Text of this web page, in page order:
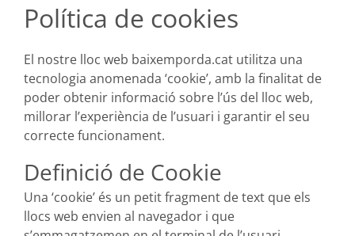
Política de cookies
El nostre lloc web baixemporda.cat utilitza una
tecnologia anomenada ‘cookie’, amb la finalitat de
poder obtenir informació sobre l’ús del lloc web,
millorar l’experiència de l’usuari i garantir el seu
correcte funcionament.
Definició de Cookie
Una ‘cookie’ és un petit fragment de text que els
llocs web envien al navegador i que